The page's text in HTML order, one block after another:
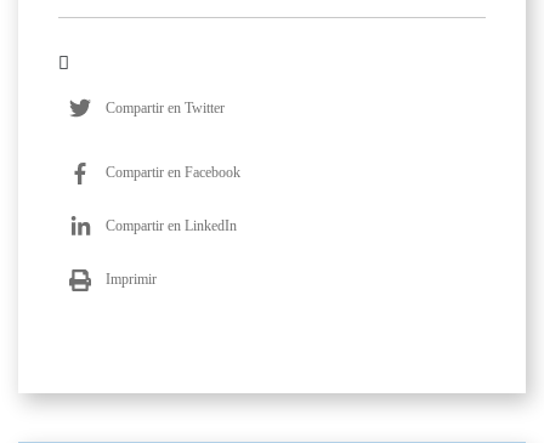
Compartir en Twitter
Compartir en Facebook
Compartir en LinkedIn
Imprimir